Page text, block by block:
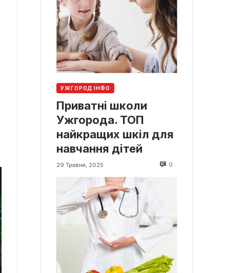
УЖГОРОД ІНФО
Приватні школи
Ужгорода. ТОП
найкращих шкіл для
навчання дітей
29 Травня, 2025 0